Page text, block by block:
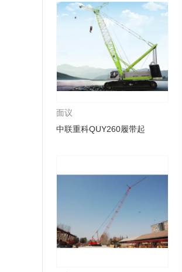
面议
中联重科QUY260履带起